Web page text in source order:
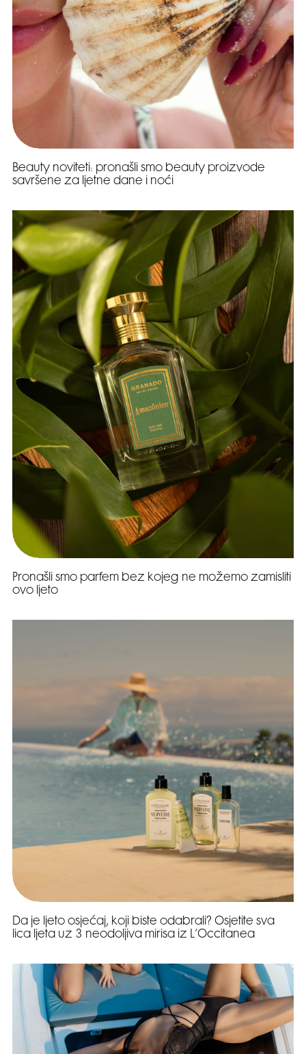
Beauty noviteti: pronašli smo beauty proizvode
savršene za ljetne dane i noći
Pronašli smo parfem bez kojeg ne možemo zamisliti
ovo ljeto
Da je ljeto osjećaj, koji biste odabrali? Osjetite sva
lica ljeta uz 3 neodoljiva mirisa iz L’Occitanea